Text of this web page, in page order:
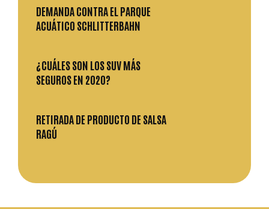
DEMANDA CONTRA EL PARQUE
ACUÁTICO SCHLITTERBAHN
¿CUÁLES SON LOS SUV MÁS
SEGUROS EN 2020?
RETIRADA DE PRODUCTO DE SALSA
RAGÚ